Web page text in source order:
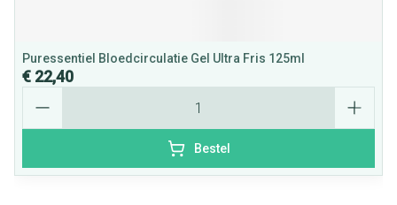
Puressentiel Bloedcirculatie Gel Ultra Fris 125ml
€ 22,40
Bestel